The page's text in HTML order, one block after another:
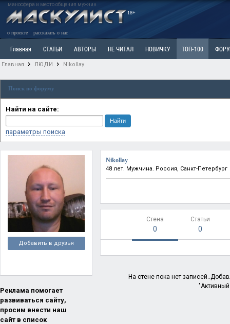
маносфера и место общения мужчин
18+
о проекте рассказать о нас
Главная СТАТЬИ АВТОРЫ НЕ ЧИТАЛ НОВИЧКУ ТОП-100
Ветка: Расстаюсь или Развожусь. САНЧАС
РАЗДЕЛ: Разное
Главная ЛЮДИ Nikollay
Поиск по форуму
Найти на сайте:
параметры поиска
Добавить в друзья
Реклама помогает
развиваться сайту,
просим внести наш
сайт в список
Nikollay
48 лет. Мужчина. Россия, Санкт-Петербург
Стена
0
Статьи
0
На стене пока нет
"Активный